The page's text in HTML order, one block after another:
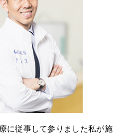
に従事して参りました私が施